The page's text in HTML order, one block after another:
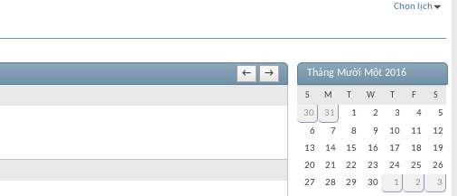
Chọn lịch
← → Tháng Mười Một 2016
S M W F S
30 31 1 2 3 4
5
6
7 8 9 10 11
12
13
14 15 16 17 18
19
20
21 22 23 24 25
26
27
28 29 30 1 2 3